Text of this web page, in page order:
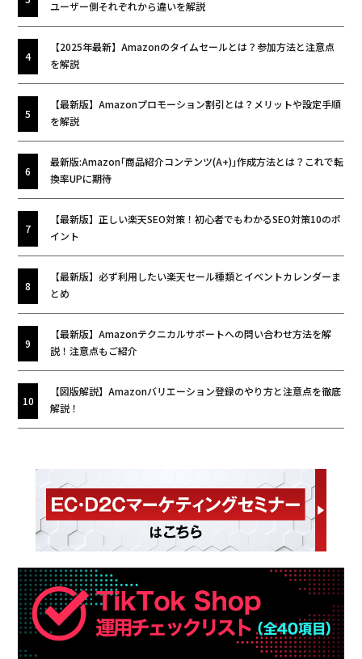
ユーザー側それぞれから違いを解説
【2025年最新】Amazonのタイムセールとは？参加方法と注意点
を解説
【最新版】Amazonプロモーション割引とは？メリットや設定手順
を解説
最新版:Amazon｢商品紹介コンテンツ(A+)｣作成方法とは？これで転
換率UPに期待
【最新版】正しい楽天SEO対策！初心者でもわかるSEO対策10のポ
イント
【最新版】必ず利用したい楽天セール種類とイベントカレンダーま
とめ
【最新版】Amazonテクニカルサポートへの問い合わせ方法を解
説！注意点もご紹介
【図版解説】Amazonバリエーション登録のやり方と注意点を徹底
解説！